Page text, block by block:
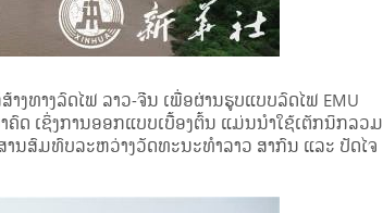
ງທາງລົດໄຟ ລາວ-ຈີນ ເພື່ອຜ່ານຮູບແບບລົດໄຟ EMU
ຄົດ ເຊິ່ງການອອກແບບເບື້ອງຕົ້ນ ແມ່ນນໍາໃຊ້ເຕັກນິກລວມ
ນສົມທົບລະຫວ່າງວັດທະນະທໍາລາວ​ ສາກົນ ແລະ ປັດໄຈ